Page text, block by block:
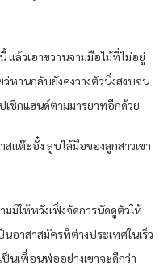
ล้วเอาขวานจามมือไม้ที่ไม่อยู่
หานกลับยังคงวางตัวนิ่งสงบจน
เช็กแฮนด์ตามมารยาทอีกด้วย
แต๊ะอั๋ง ลูบไล้มือของลูกสาวเขา
มิให้หวังเฟิ่งจัดการนัดดูตัวให้
อาสาสมัครที่ต่างประเทศในเร็ว
นเพื่อนพ่ออย่างเขาจะดีกว่า